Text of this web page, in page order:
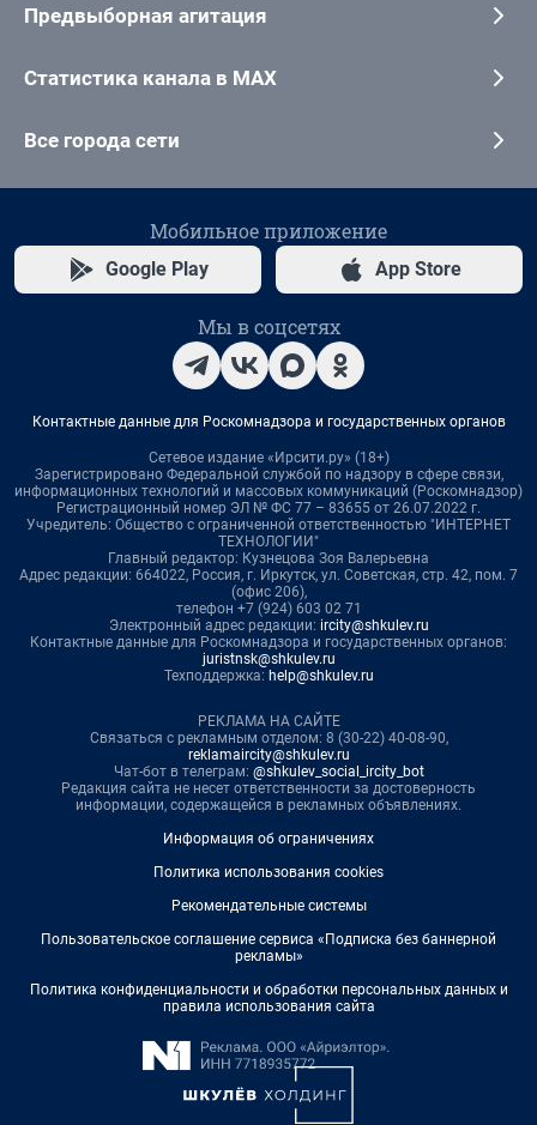
Предвыборная агитация
Статистика канала в MAX
Все города сети
Мобильное приложение
Google Play App Store
Мы в соцсетях
Контактные данные для Роскомнадзора и государственных органов
Сетевое издание «Ирсити.ру» (18+)
Зарегистрировано Федеральной службой по надзору в сфере связи,
информационных технологий и массовых коммуникаций (Роскомнадзор)
Регистрационный номер ЭЛ № ФС 77 – 83655 от 26.07.2022 г.
Учредитель: Общество с ограниченной ответственностью "ИНТЕРНЕТ
ТЕХНОЛОГИИ"
Главный редактор: Кузнецова Зоя Валерьевна
Адрес редакции: 664022, Россия, г. Иркутск, ул. Советская, стр. 42, пом. 7
(офис 206),
телефон +7 (924) 603 02 71
Электронный адрес редакции: ircity@shkulev.ru
Контактные данные для Роскомнадзора и государственных органов:
juristnsk@shkulev.ru
Техподдержка: help@shkulev.ru
РЕКЛАМА НА САЙТЕ
Связаться с рекламным отделом: 8 (30-22) 40-08-90,
reklamaircity@shkulev.ru
Чат-бот в телеграм: @shkulev_social_ircity_bot
Редакция сайта не несет ответственности за достоверность
информации, содержащейся в рекламных объявлениях.
Информация об ограничениях
Политика использования cookies
Рекомендательные системы
Пользовательское соглашение сервиса «Подписка без баннерной
рекламы»
Политика конфиденциальности и обработки персональных данных и
правила использования сайта